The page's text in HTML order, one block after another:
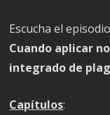
Escucha el
Cuando aplicar
integrado de
Capítulos: